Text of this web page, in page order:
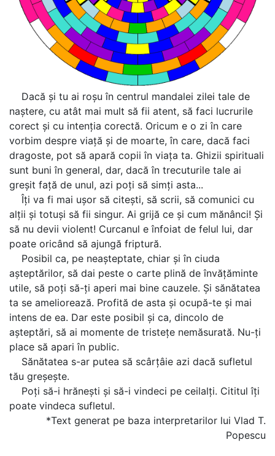
Dacă și tu ai roșu în centrul mandalei zilei tale de
naștere, cu atât mai mult să fii atent, să faci lucrurile
corect și cu intenția corectă. Oricum e o zi în care
vorbim despre viață și de moarte, în care, dacă faci
dragoste, pot să apară copii în viața ta. Ghizii spirituali
sunt buni în general, dar, dacă în trecuturile tale ai
greșit față de unul, azi poți să simți asta...
Îți va fi mai ușor să citești, să scrii, să comunici cu
alții și totuși să fii singur. Ai grijă ce și cum mănânci! Și
să nu devii violent! Curcanul e înfoiat de felul lui, dar
poate oricând să ajungă friptură.
Posibil ca, pe neașteptate, chiar și în ciuda
așteptărilor, să dai peste o carte plină de învățăminte
utile, să poți să-ți aperi mai bine cauzele. Și sănătatea
ta se ameliorează. Profită de asta și ocupă-te și mai
intens de ea. Dar este posibil și ca, dincolo de
așteptări, să ai momente de tristețe nemăsurată. Nu-ți
place să apari în public.
Sănătatea s-ar putea să scârțâie azi dacă sufletul
tău greșește.
Poți să-i hrănești și să-i vindeci pe ceilalți. Cititul îți
poate vindeca sufletul.
*Text generat pe baza interpretarilor lui Vlad T.
Popescu